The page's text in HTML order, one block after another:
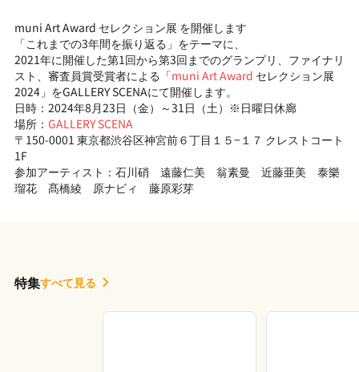
muni Art Award セレクション展 を開催します
「これまでの3年間を振り返る」をテーマに、
2021年に開催した第1回から第3回までのグランプリ、ファイナリ
スト、審査員賞受賞者による「muni Art Award セレクション展
2024」をGALLERY SCENAにて開催します。
日時：2024年8月23日（金）～31日（土）※日曜日休廊
場所： GALLERY SCENA
〒150-0001 東京都渋谷区神宮前６丁目１５−１７ クレストコート
1F
参加アーティスト：石川硝 遠藤仁美 翁素曼 近藤亜美 泰樂
瑠花 髙橋綾 原ナビィ 藤原彩芽
特集すべて見る